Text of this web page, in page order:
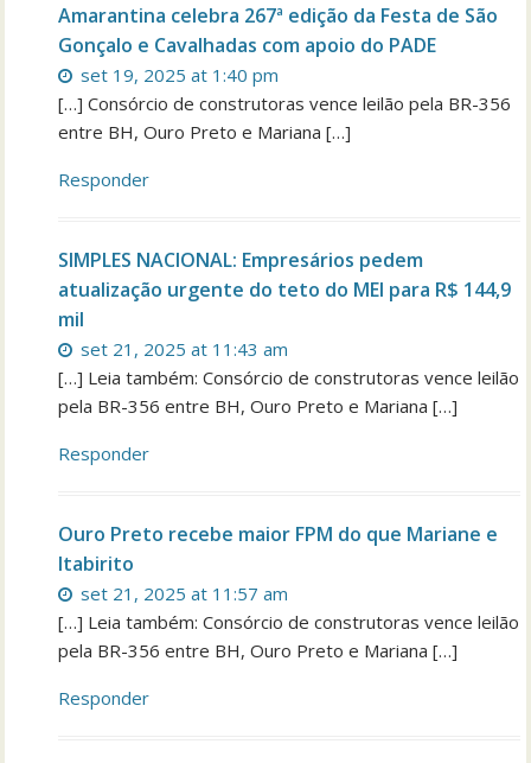
Amarantina celebra 267ª edição da Festa de São
Gonçalo e Cavalhadas com apoio do PADE
set 19, 2025 at 1:40 pm
[…] Consórcio de construtoras vence leilão pela BR-356
entre BH, Ouro Preto e Mariana […]
Responder
SIMPLES NACIONAL: Empresários pedem
atualização urgente do teto do MEI para R$ 144,9
mil
set 21, 2025 at 11:43 am
[…] Leia também: Consórcio de construtoras vence leilão
pela BR-356 entre BH, Ouro Preto e Mariana […]
Responder
Ouro Preto recebe maior FPM do que Mariane e
Itabirito
set 21, 2025 at 11:57 am
[…] Leia também: Consórcio de construtoras vence leilão
pela BR-356 entre BH, Ouro Preto e Mariana […]
Responder